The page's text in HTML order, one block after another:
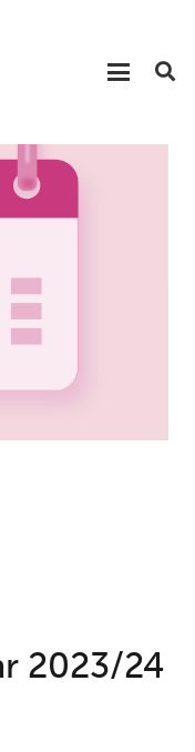
2023/24